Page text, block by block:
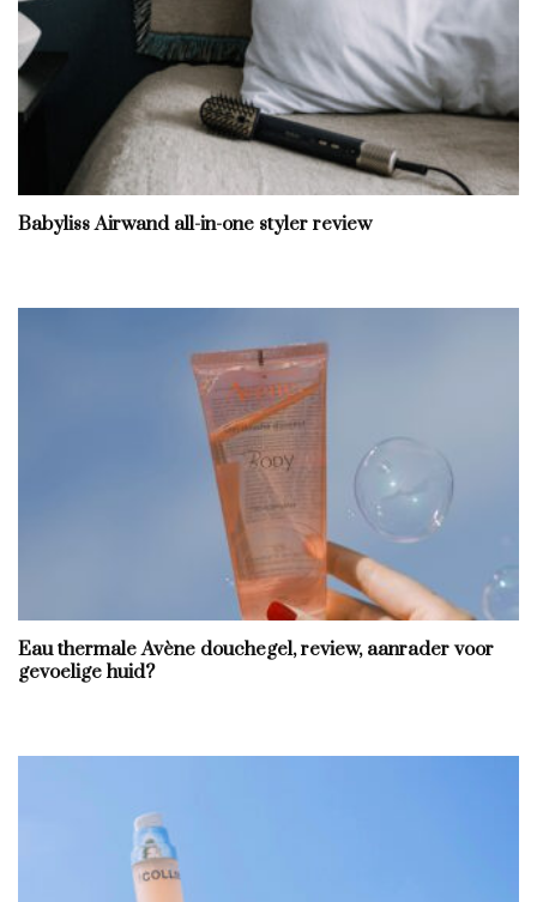
Babyliss Airwand all-in-one styler review
Eau thermale Avène douchegel, review, aanrader voor
gevoelige huid?